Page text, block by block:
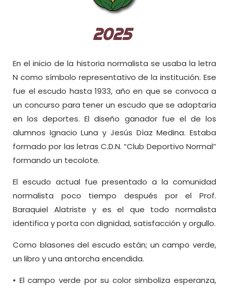
2025
En el inicio de la historia normalista se usaba la letra
N como símbolo representativo de la institución. Ese
fue el escudo hasta 1933, año en que se convoca a
un concurso para tener un escudo que se adoptaría
en los deportes. El diseño ganador fue el de los
alumnos Ignacio Luna y Jesús Díaz Medina. Estaba
formado por las letras C.D.N. “Club Deportivo Normal”
formando un tecolote.
El escudo actual fue presentado a la comunidad
normalista poco tiempo después por el Prof.
Baraquiel Alatriste y es el que todo normalista
identifica y porta con dignidad, satisfacción y orgullo.
Como blasones del escudo están; un campo verde,
un libro y una antorcha encendida.
• El campo verde por su color simboliza esperanza,